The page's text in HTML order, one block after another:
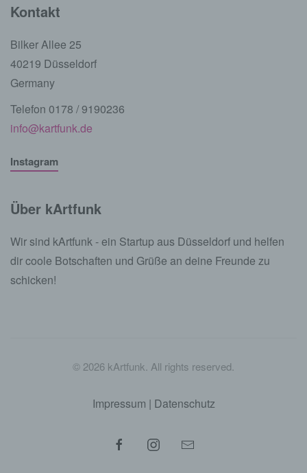
Kontakt
Bilker Allee 25
40219 Düsseldorf
Germany
Telefon 0178 / 9190236
info@kartfunk.de
Instagram
Über kArtfunk
Wir sind kArtfunk - ein Startup aus Düsseldorf und helfen
dir coole Botschaften und Grüße an deine Freunde zu
schicken!
© 2026 kArtfunk. All rights reserved.
Impressum | Datenschutz